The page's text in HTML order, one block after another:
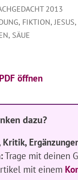
2013
, FIKTION,JESUS,
, SÄUE
öffnen
dazu?
Kritik,
Trage mit deinen
mit einem